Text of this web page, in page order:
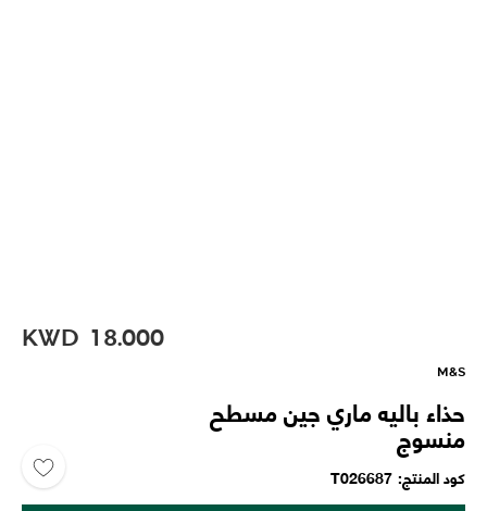
KWD 18.000
M&S
حذاء باليه ماري جين مسطح
منسوج
كود المنتج T026687